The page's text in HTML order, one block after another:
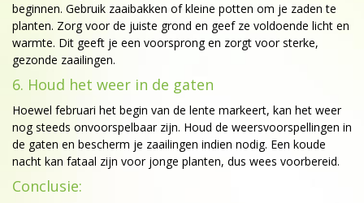
beginnen. Gebruik zaaibakken of kleine potten om je zaden te
planten. Zorg voor de juiste grond en geef ze voldoende licht en
warmte. Dit geeft je een voorsprong en zorgt voor sterke,
gezonde zaailingen.
6. Houd het weer in de gaten
Hoewel februari het begin van de lente markeert, kan het weer
nog steeds onvoorspelbaar zijn. Houd de weersvoorspellingen in
de gaten en bescherm je zaailingen indien nodig. Een koude
nacht kan fataal zijn voor jonge planten, dus wees voorbereid.
Conclusie: